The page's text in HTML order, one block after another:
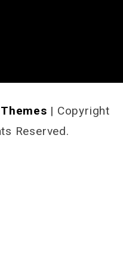
| Copyright
Reserved.